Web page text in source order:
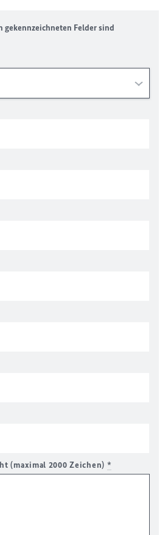
gekennzeichneten Felder sind
(maximal 2000 Zeichen) *